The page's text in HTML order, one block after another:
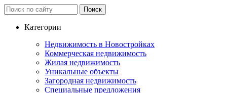
Категории
Недвижимость в Новостройках
Коммерческая недвижимость
Жилая недвижимость
Уникальные объекты
Загородная недвижимость
Специальные предложения